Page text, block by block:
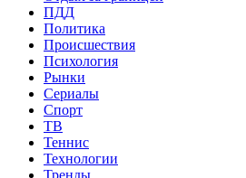
ПДД
Политика
Происшествия
Психология
Рынки
Сериалы
Спорт
ТВ
Теннис
Технологии
Тренды